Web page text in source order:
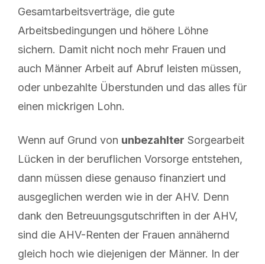
Gesamtarbeitsverträge, die gute
Arbeitsbedingungen und höhere Löhne
sichern. Damit nicht noch mehr Frauen und
auch Männer Arbeit auf Abruf leisten müssen,
oder unbezahlte Überstunden und das alles für
einen mickrigen Lohn.
Wenn auf Grund von unbezahlter Sorgearbeit
Lücken in der beruflichen Vorsorge entstehen,
dann müssen diese genauso finanziert und
ausgeglichen werden wie in der AHV. Denn
dank den Betreuungsgutschriften in der AHV,
sind die AHV-Renten der Frauen annähernd
gleich hoch wie diejenigen der Männer. In der